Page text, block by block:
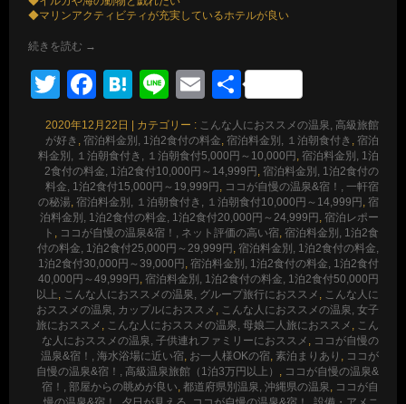
◆マリンアクティビティが充実しているホテルが良い
続きを読む →
TwitterFacebook
Hatena
LineEmail
共
有
2020年12月22日 | カテゴリー : こんな人におススメの温泉, 高級旅館
が好き , 宿泊料金別, 1泊2食付の料金, 宿泊料金別, １泊朝食付き , 宿泊
料金別, １泊朝食付き, １泊朝食付5,000円～10,000円, 宿泊料金別, 1泊
2食付の料金, 1泊2食付10,000円～14,999円, 宿泊料金別, 1泊2食付の
料金, 1泊2食付15,000円～19,999円, ココが自慢の温泉&宿！, 一軒宿
の秘湯, 宿泊料金別, １泊朝食付き, １泊朝食付10,000円～14,999円, 宿
泊料金別, 1泊2食付の料金, 1泊2食付20,000円～24,999円, 宿泊レポー
ト , ココが自慢の温泉&宿！, ネット評価の高い宿, 宿泊料金別, 1泊2食
付の料金, 1泊2食付25,000円～29,999円, 宿泊料金別, 1泊2食付の料金,
1泊2食付30,000円～39,000円, 宿泊料金別, 1泊2食付の料金, 1泊2食付
40,000円～49,999円, 宿泊料金別, 1泊2食付の料金, 1泊2食付50,000円
以上, こんな人におススメの温泉, グループ旅行におススメ , こんな人に
おススメの温泉, カップルにおススメ , こんな人におススメの温泉, 女子
旅におススメ , こんな人におススメの温泉, 母娘二人旅におススメ , こん
な人におススメの温泉, 子供連れファミリーにおススメ , ココが自慢の
温泉&宿！, 海水浴場に近い宿, お一人様OKの宿, 素泊まりあり , ココが
自慢の温泉&宿！, 高級温泉旅館（1泊3万円以上） , ココが自慢の温泉&
宿！, 部屋からの眺めが良い, 都道府県別温泉, 沖縄県の温泉, ココが自